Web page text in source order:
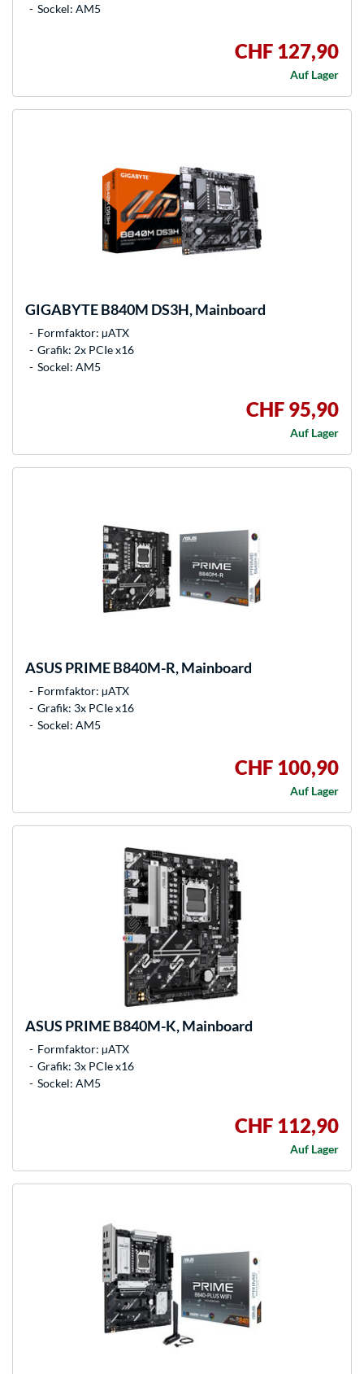
Sockel: AM5
CHF 127,90
Auf Lager
GIGABYTEB840M DS3H, Mainboard
Formfaktor: µATX
Grafik: 2x PCIe x16
Sockel: AM5
CHF 95,90
Auf Lager
ASUS PRIME B840M-R, Mainboard
Formfaktor: µATX
Grafik: 3x PCIe x16
Sockel: AM5
CHF 100,90
Auf Lager
ASUS PRIME B840M-K, Mainboard
Formfaktor: µATX
Grafik: 3x PCIe x16
Sockel: AM5
CHF 112,90
Auf Lager